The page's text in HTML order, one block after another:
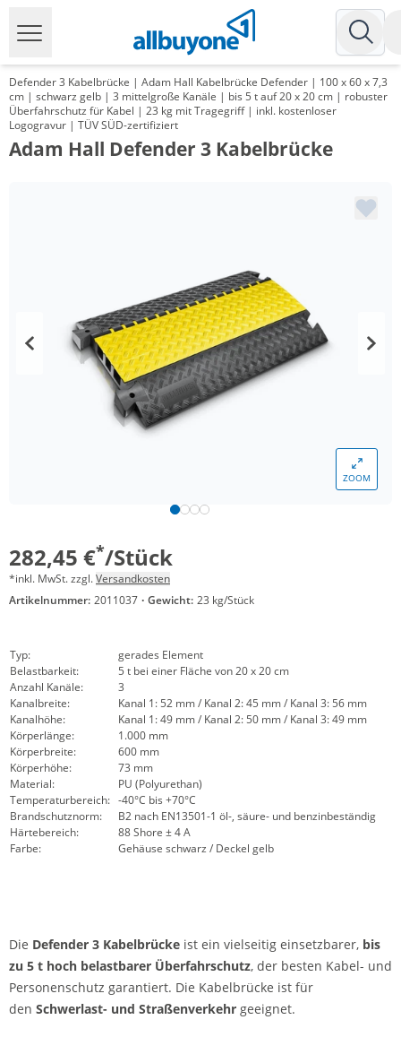
Defender 3 Kabelbrücke | Adam Hall Kabelbrücke Defender | 100 x 60 x 7,3
cm | schwarz gelb | 3 mittelgroße Kanäle | bis 5 t auf 20 x 20 cm | robuster
Überfahrschutz für Kabel | 23 kg mit Tragegriff | inkl. kostenloser
Logogravur | TÜV SÜD-zertifiziert
Adam Hall Defender 3 Kabelbrücke
ZOOM
282,45 €*/Stück
*inkl. MwSt. zzgl.Versandkosten
Artikelnummer: 2011037 · Gewicht: 23 kg/Stück
Typ:
gerades Element
Belastbarkeit:
5 t bei einer Fläche von 20 x 20 cm
Anzahl Kanäle:
3
Kanalbreite:
Kanal 1: 52 mm / Kanal 2: 45 mm / Kanal 3: 56 mm
Kanalhöhe:
Kanal 1: 49 mm / Kanal 2: 50 mm / Kanal 3: 49 mm
Körperlänge:
1.000 mm
Körperbreite:
600 mm
Körperhöhe:
73 mm
Material:
PU (Polyurethan)
Temperaturbereich: -40°C bis +70°C
Brandschutznorm:
B2 nach EN13501-1 öl-, säure- und benzinbeständig
Härtebereich:
88 Shore ± 4 A
Farbe:
Gehäuse schwarz / Deckel gelb
Die Defender 3 Kabelbrücke ist ein vielseitig einsetzbarer, bis
zu 5 t hoch belastbarer Überfahrschutz, der besten Kabel- und
Personenschutz garantiert. Die Kabelbrücke ist für
den Schwerlast- und Straßenverkehr geeignet.